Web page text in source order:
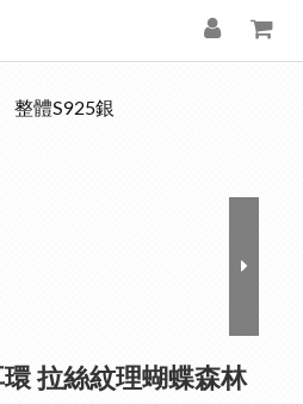
整體S925銀
拉絲紋理蝴蝶森林